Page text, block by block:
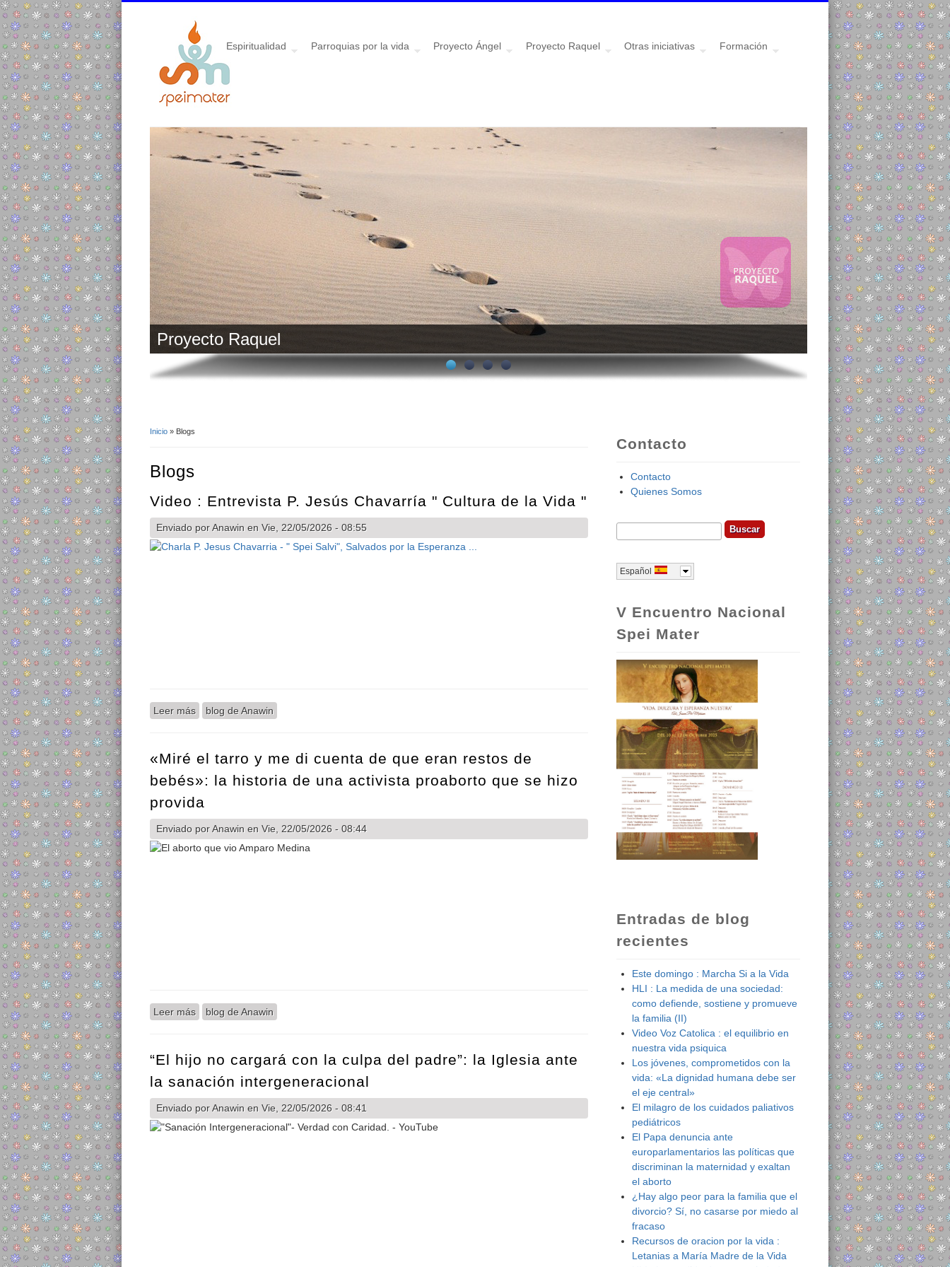
Espiritualidad Parroquias por la vida Proyecto Ángel Proyecto Raquel Otras iniciativas Formación
Proyecto Raquel
Inicio » Blogs
Blogs
Video : Entrevista P. Jesús Chavarría " Cultura de la Vida "
Enviado porAnawin en Vie, 22/05/2026 - 08:55
Leer más sobre Video : Entrevista P. Jesús Chavarría " Cultura de la Vida "
blog de Anawin
«Miré el tarro y me di cuenta de que eran restos de
bebés»: la historia de una activista proaborto que se hizo
provida
Enviado porAnawin en Vie, 22/05/2026 - 08:44
Leer más sobre «Miré el tarro y me di cuenta de que eran restos de bebés»: la historia de una activista proaborto que se hizo provida
blog de Anawin
“El hijo no cargará con la culpa del padre”: la Iglesia ante
la sanación intergeneracional
Enviado porAnawin en Vie, 22/05/2026 - 08:41
Contacto
Contacto
Quienes Somos
Formulario de búsqueda
Buscar
Español
V Encuentro Nacional
Spei Mater
Entradas de blog
recientes
Este domingo : Marcha Si a la Vida
HLI : La medida de una sociedad:
como defiende, sostiene y promueve
la familia (II)
Video Voz Catolica : el equilibrio en
nuestra vida psiquica
Los jóvenes, comprometidos con la
vida: «La dignidad humana debe ser
el eje central»
El milagro de los cuidados paliativos
pediátricos
El Papa denuncia ante
europarlamentarios las políticas que
discriminan la maternidad y exaltan
el aborto
¿Hay algo peor para la familia que el
divorcio? Sí, no casarse por miedo al
fracaso
Recursos de oracion por la vida :
Letanias a María Madre de la Vida